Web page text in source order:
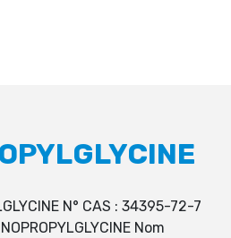
N° CAS : 34395-72-7
Nom